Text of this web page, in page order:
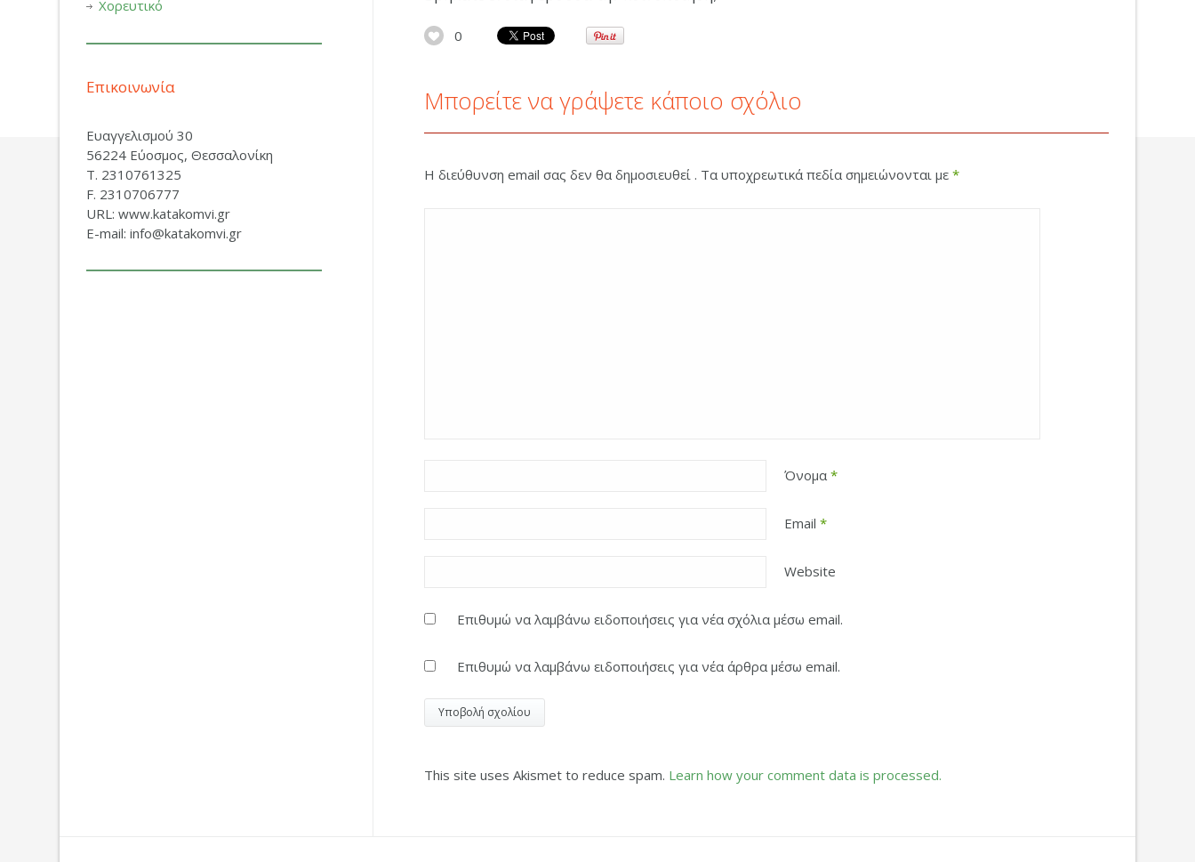
0
Μπορείτε να γράψετε κάποιο σχόλιο
Η διεύθυνση email σας δεν θα δημοσιευθεί . Τα υποχρεωτικά πεδία σημειώνονται με *
Όνομα *
Email *
Website
Επιθυμώ να λαμβάνω ειδοποιήσεις για νέα σχόλια μέσω email.
Επιθυμώ να λαμβάνω ειδοποιήσεις για νέα άρθρα μέσω email.
This site uses Akismet to reduce spam. Learn how your comment data is processed.
Χορευτικό
Επικοινωνία
Ευαγγελισμού 30
56224 Εύοσμος, Θεσσαλονίκη
Τ. 2310761325
F. 2310706777
URL: www.katakomvi.gr
E-mail: info@katakomvi.gr